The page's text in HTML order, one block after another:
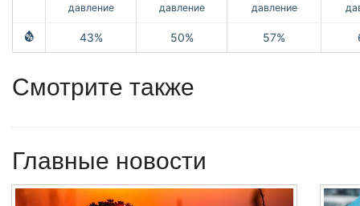
давление
давление
давление
43% 50% 57%
Смотрите также
Главные новости